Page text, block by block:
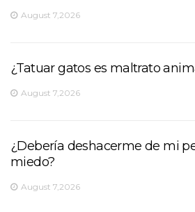
August 7,2026
¿Tatuar gatos es maltrato
August 7,2026
¿Debería deshacerme de mi
miedo?
August 7,2026